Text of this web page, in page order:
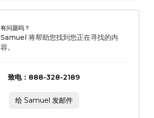
有问题吗？
Samuel 将帮助您找到您正在寻找的内
容。
致电：888-328-2189
给 Samuel 发邮件